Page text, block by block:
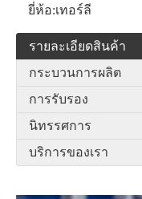
ยี่ห้อ:เทอร์ลี
รายละเอียดสินค้า
กระบวนการผลิต
การรับรอง
นิทรรศการ
บริการของเรา